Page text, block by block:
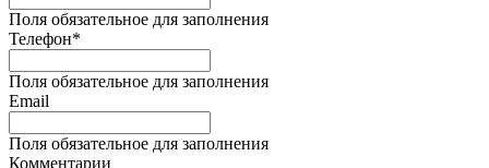
Поля обязательное для заполнения
Телефон*
Поля обязательное для заполнения
Email
Поля обязательное для заполнения
Комментарии